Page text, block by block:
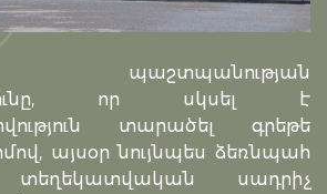
պաշտպանության
որ սկսել է
տարածել գրեթե
այսօր նույնպես ձեռնպահ
սադրիչ